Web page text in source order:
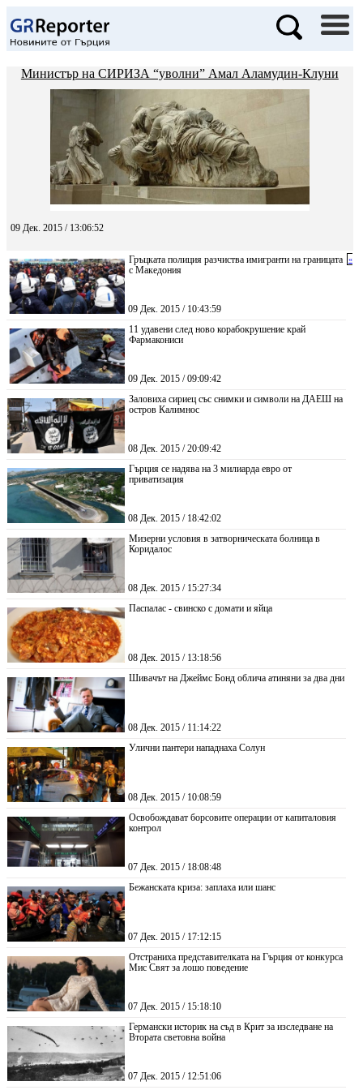
Министър на СИРИЗА “уволни” Амал Аламудин-Клуни
09 Дек. 2015 / 13:06:52
Гръцката полиция разчиства имигранти на границата
с Македония
09 Дек. 2015 / 10:43:59
11 удавени след ново корабокрушение край
Фармакониси
09 Дек. 2015 / 09:09:42
Заловиха сириец със снимки и символи на ДАЕШ на
остров Калимнос
08 Дек. 2015 / 20:09:42
Гърция се надява на 3 милиарда евро от
приватизация
08 Дек. 2015 / 18:42:02
Мизерни условия в затворническата болница в
Коридалос
08 Дек. 2015 / 15:27:34
Паспалас - свинско с домати и яйца
08 Дек. 2015 / 13:18:56
Шивачът на Джеймс Бонд облича атиняни за два дни
08 Дек. 2015 / 11:14:22
Улични пантери нападнаха Солун
08 Дек. 2015 / 10:08:59
Освобождават борсовите операции от капиталовия
контрол
07 Дек. 2015 / 18:08:48
Бежанската криза: заплаха или шанс
07 Дек. 2015 / 17:12:15
Отстраниха представителката на Гърция от конкурса
Мис Свят за лошо поведение
07 Дек. 2015 / 15:18:10
Германски историк на съд в Крит за изследване на
Втората световна война
07 Дек. 2015 / 12:51:06
«